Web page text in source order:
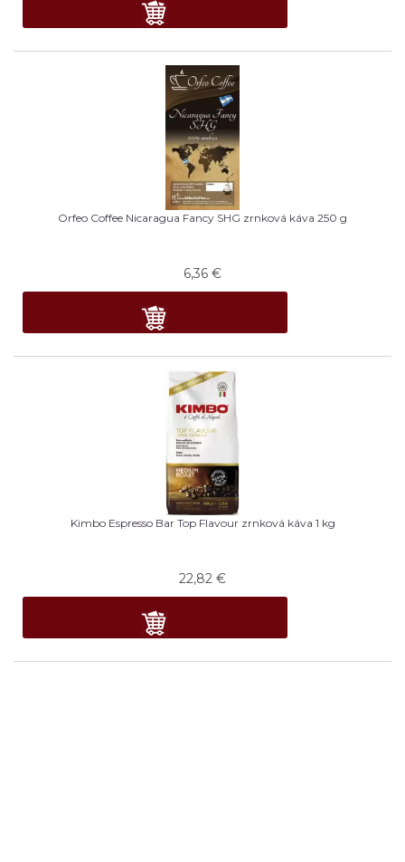
Orfeo Coffee Nicaragua Fancy SHG zrnková káva 250 g
6,36 €
Kimbo Espresso Bar Top Flavour zrnková káva 1 kg
22,82 €